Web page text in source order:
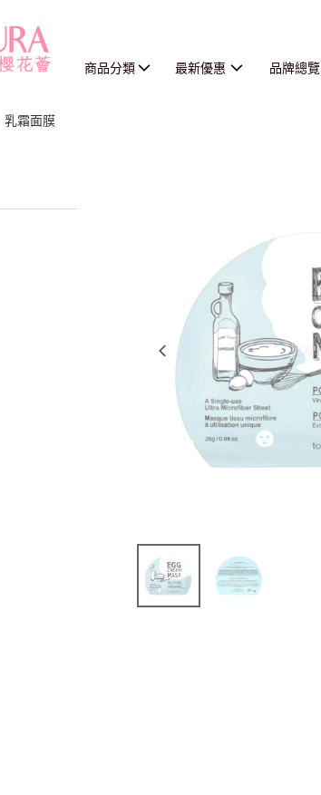
商品分類 最新優惠 品牌總覽
乳霜面膜